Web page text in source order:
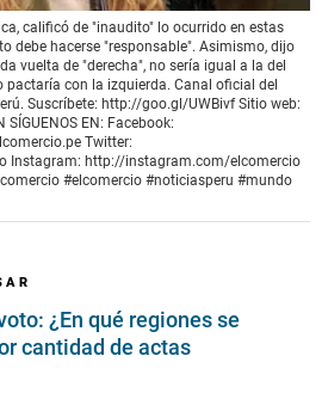
calificó de "inaudito" lo ocurrido en estas
debe hacerse "responsable". Asimismo, dijo
vuelta de "derecha", no sería igual a la del
pactaría con la izquierda. Canal oficial del
Suscríbete: http://goo.gl/UWBivf Sitio web:
EN: Facebook:
Twitter:
Instagram: http://instagram.com/elcomercio
#elcomercio #noticiasperu #mundo
¿En qué regiones se
cantidad de actas